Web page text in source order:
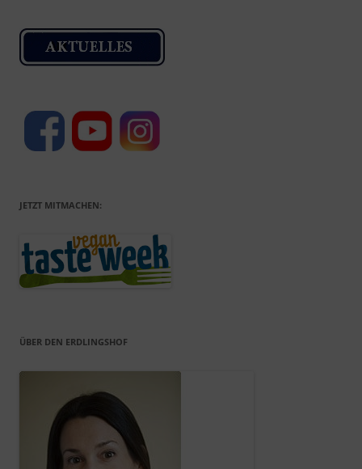
JETZT MITMACHEN:
ÜBER DEN ERDLINGSHOF